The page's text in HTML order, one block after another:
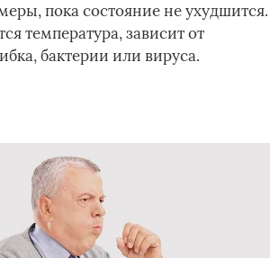
пока состояние не ухудшится.
температура, зависит от
бактерии или вируса.